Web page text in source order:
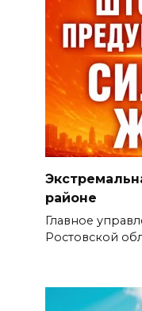
районе
Главное
Ростовской